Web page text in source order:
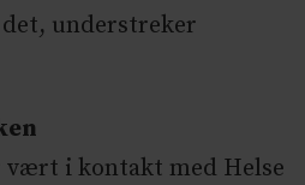
understreker
vært i kontakt med Helse